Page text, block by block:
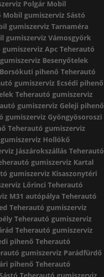
Polgár Mobil
Mobil gumiszerviz Sástó
gumiszerviz Tarnaméra
gumiszerviz Vámosgyörk
gumiszerviz Apc Teherautó
Besenyőtelek
pihenő Teherautó
gumiszerviz Ecsédi pihenő
Teherautó gumiszerviz
gumiszerviz Geleji pihenő
gumiszerviz Gyöngyösoroszi
Teherautó gumiszerviz
Hollókő
Jászárokszállás Teherautó
gumiszerviz Kartal
gumiszerviz Kisaszonytéri
Lőrinci Teherautó
M31 autópálya Teherautó
Teherautó gumiszerviz
Teherautó gumiszerviz
Teherautó gumiszerviz
pihenő Teherautó
gumiszerviz Parádfürdő
pihenő Teherautó